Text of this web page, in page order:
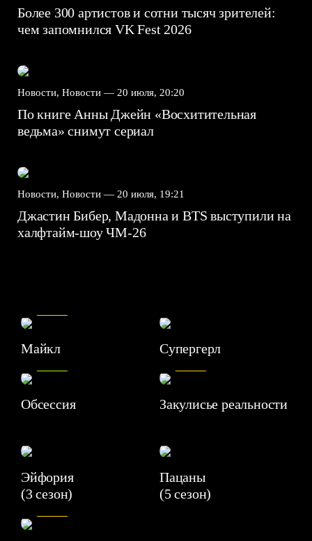
Более 300 артистов и сотни тысяч зрителей:
чем запомнился VK Fest 2026
Новости, Новости — 20 июля, 20:20
По книге Анны Джейн «Восхитительная
ведьма» снимут сериал
Новости, Новости — 20 июля, 19:21
Джастин Бибер, Мадонна и BTS выступили на
халфтайм-шоу ЧМ-26
Майкл Супергерл
Обсессия
7.1
Закулисье реальности
Эйфория
(3 сезон)
Пацаны
(5 сезон)
6.3